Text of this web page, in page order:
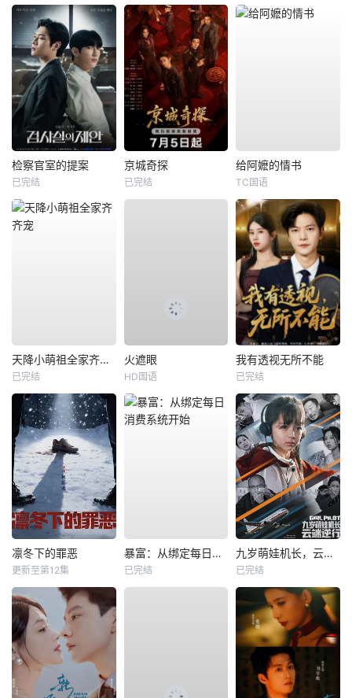
检察官室的提案
已完结
京城奇探
已完结
给阿嬷的情书
TC国语
天降小萌祖全家齐齐宠
已完结
火遮眼
HD国语
我有透视无所不能
已完结
凛冬下的罪恶
更新至第12集
暴富：从绑定每日消费系统开始
已完结
九岁萌娃机长，云端逆行
已完结